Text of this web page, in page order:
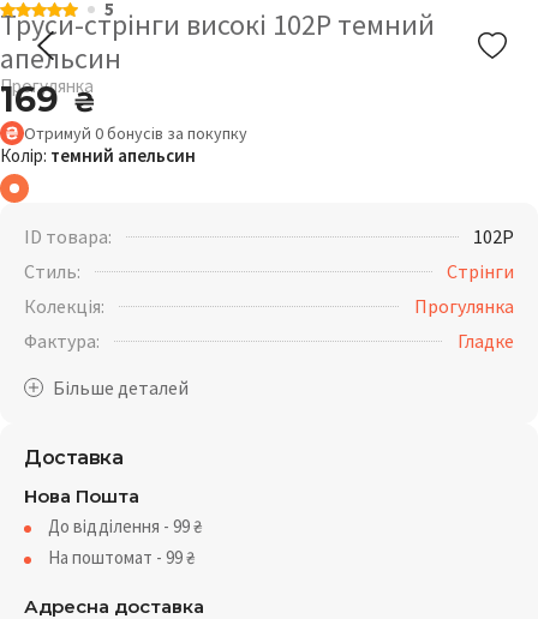
5
Труси-стрінги високі 102P темний
апельсин
Прогулянка
169₴
Отримуй 0бонусів за покупку
Колір: темний апельсин
ID товара:
102P
Стиль:
Стрінги
Колекція:
Прогулянка
Фактура:
Гладке
Доставка
Нова Пошта
До відділення - 99₴
На поштомат - 99₴
Адресна доставка